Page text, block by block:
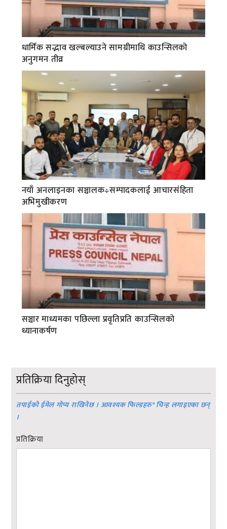
धार्मिक सद्भाव खल्बल्याउने सामग्रीमाथि काउन्सिलको
अनुगमन तीव्र
नयाँ अनलाइनका सञ्चालक÷सम्पादकलाई आचारसंहिता
अभिमुखीकरण
सञ्चार माध्यमका पछिल्ला प्रवृतिप्रति काउन्सिलको
ध्यानाकर्षण
प्रतिक्रिया दिनुहोस्
तपाईको ईमेल गोप्य राखिनेछ । आवश्यक फिल्डहरु*चिन्ह लगाइएका छन्
।
प्रतिक्रिया